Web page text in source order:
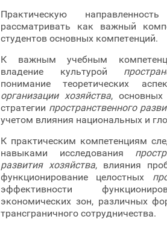
Практическую
рассматривать как важный
студентов основных компетенций.
К важным учебным
владение культурой
понимание теоретических
организации хозяйства, основных
стратегии пространственного
учетом влияния национальных и
К практическим компетенциям
навыками исследования
развития хозяйства, влияния
функционирование целостных
эффективности
экономических зон, различных
трансграничного сотрудничества.